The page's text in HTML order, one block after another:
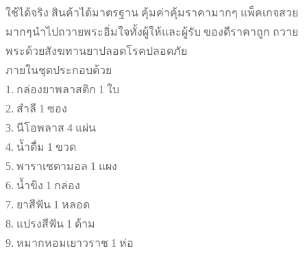
ทุก
วัน
ชิ้น
ใช้ได้จริง สินค้าได้มาตรฐาน คุ้มค่าคุ้มราคามากๆ แพ็คเกจสวย
มากๆนำไปถวายพระอิ่มใจทั้งผู้ให้และผู้รับ ของดีราคาถูก ถวาย
พระด้วยสังฆทานยาปลอดโรคปลอดภัย
ภายในชุดประกอบด้วย
1. กล่องยาพลาสติก 1 ใบ
2. สำลี 1 ซอง
3. นีโอพลาส 4 แผ่น
4. น้ำดื่ม 1 ขวด
5. พาราเซตามอล 1 แผง
6. น้ำขิง 1 กล่อง
7. ยาสีฟัน 1 หลอด
8. แปรงสีฟัน 1 ด้าม
9. หมากหอมเยาวราช 1 ห่อ